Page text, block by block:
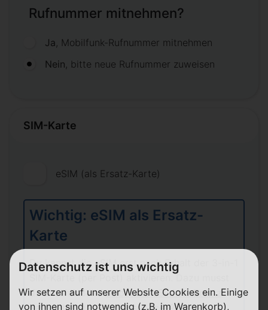
Rufnummer mitnehmen?
Ja , Mobilfunk-Rufnummer mitnehmen
Nein , bitte neue Rufnummer zuweisen
SIM-Karte
eSIM (als Ersatz-Karte)
Wichtig: eSIM als Ersatz-
Karte
Du kannst die eSIM erst nach Erhalt der 3-in-1
SIM-Karte (per Post) aktivieren. Dazu musst
du anschließendselbst die eSIM als Ersatz-
Karteüber das Kundenservice-Portal des
Datenschutz ist uns wichtig
Wir setzen auf unserer Website Cookies ein. Einige
von ihnen sind notwendig (z.B. im Warenkorb),